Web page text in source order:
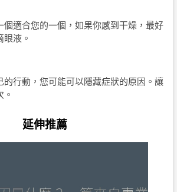
個適合您的一個，如果你感到干燥，最好
液。
的行動，您可能可以隱藏症狀的原因。讓
延伸推薦